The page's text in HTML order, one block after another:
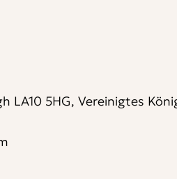
LA10 5HG, Vereinigtes